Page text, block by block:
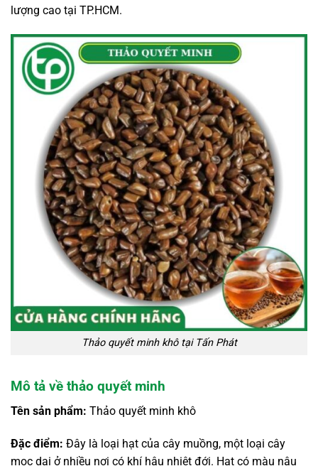
lượng cao tại TP.HCM.
Thảo quyết minh khô tại Tấn Phát
Mô tả về thảo quyết minh
Tên sản phẩm: Thảo quyết minh khô
Đặc điểm: Đây là loại hạt của cây muồng, một loại cây
mọc dại ở nhiều nơi có khí hậu nhiệt đới. Hạt có màu nâu